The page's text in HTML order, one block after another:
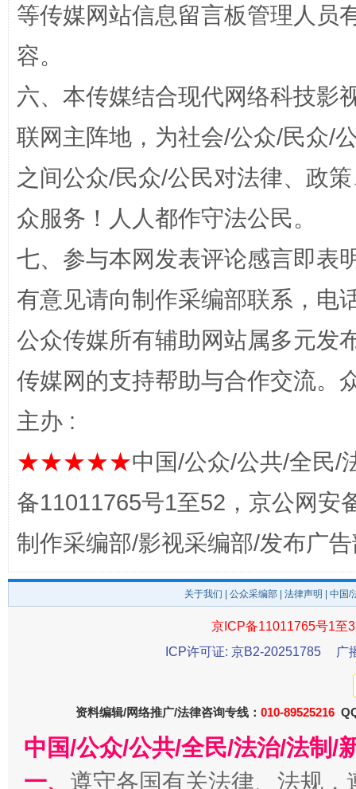
“蜀中异人”王建安的艺术幻境
东山县通报“牛蛙产品抗生素超标问题” 法
等传媒网站信息留言板管理人员
容。
六、本传媒结合现代网络科技影
联网主阵地，为社会/公众/民众/
之间公众/民众/公民对法律、政
众服务！人人都作守法公民。
七、参与本网发表评论感言即表
有意见请向制作采编部联系，电
公众传媒所有辅助网站属多元发
传媒网的支持帮助与合作交流。
主办 :
★★★★★中国/公众/公共/全民/
备11011765号1至52，京公网安
制作采编部/影视采编部/发布广
关于我们 公众采编部 法律声明 | 中国
京ICP备11011765号1至
ICP许可证: 京B2-20251785
广
资料编辑/网络推广/法律咨询专线： 010-89525216
中国/公众/公共/全民/法治/法制/
一、 遵守各国有关法律、法规